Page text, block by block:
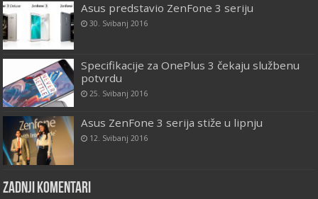
Asus predstavio ZenFone 3 seriju
30. Svibanj 2016
Specifikacije za OnePlus 3 čekaju službenu
potvrdu
25. Svibanj 2016
Asus ZenFone 3 serija stiže u lipnju
12. Svibanj 2016
Zadnji komentari